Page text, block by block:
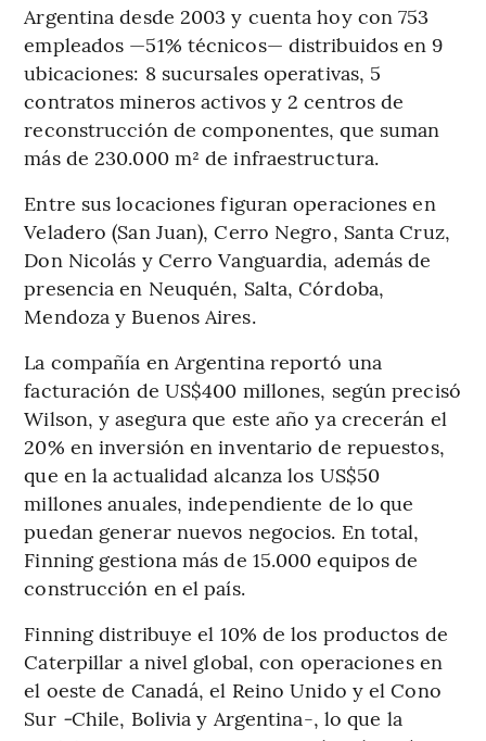
Argentina desde 2003 y cuenta hoy con 753
empleados —51% técnicos— distribuidos en 9
ubicaciones: 8 sucursales operativas, 5
contratos mineros activos y 2 centros de
reconstrucción de componentes, que suman
más de 230.000 m² de infraestructura.
Entre sus locaciones figuran operaciones en
Veladero (San Juan), Cerro Negro, Santa Cruz,
Don Nicolás y Cerro Vanguardia, además de
presencia en Neuquén, Salta, Córdoba,
Mendoza y Buenos Aires.
La compañía en Argentina reportó una
facturación de US$400 millones, según precisó
Wilson, y asegura que este año ya crecerán el
20% en inversión en inventario de repuestos,
que en la actualidad alcanza los US$50
millones anuales, independiente de lo que
puedan generar nuevos negocios. En total,
Finning gestiona más de 15.000 equipos de
construcción en el país.
Finning distribuye el 10% de los productos de
Caterpillar a nivel global, con operaciones en
el oeste de Canadá, el Reino Unido y el Cono
Sur -Chile, Bolivia y Argentina-, lo que la